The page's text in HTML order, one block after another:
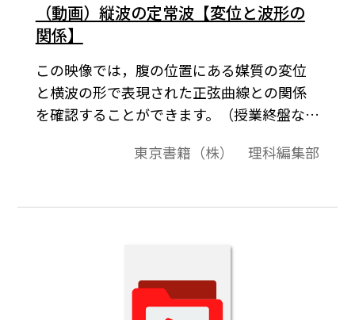
（動画）縦波の定常波【変位と波形の
関係】
この映像では，腹の位置にある媒質の変位
と横波の形で表現された正弦曲線との関係
を確認することができます。（授業終盤など
東京書籍（株） 理科編集部